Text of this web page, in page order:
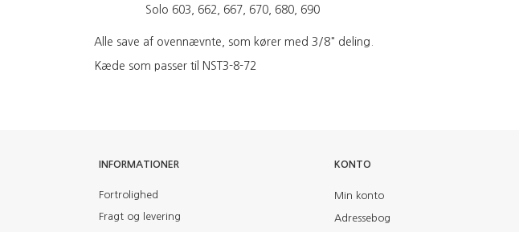
Solo 603, 662, 667, 670, 680, 690
Alle save af ovennævnte, som kører med 3/8" deling.
Kæde som passer til NST3-8-72
INFORMATIONER
Fortrolighed
Fragt og levering
KONTO
Min konto
Adressebog